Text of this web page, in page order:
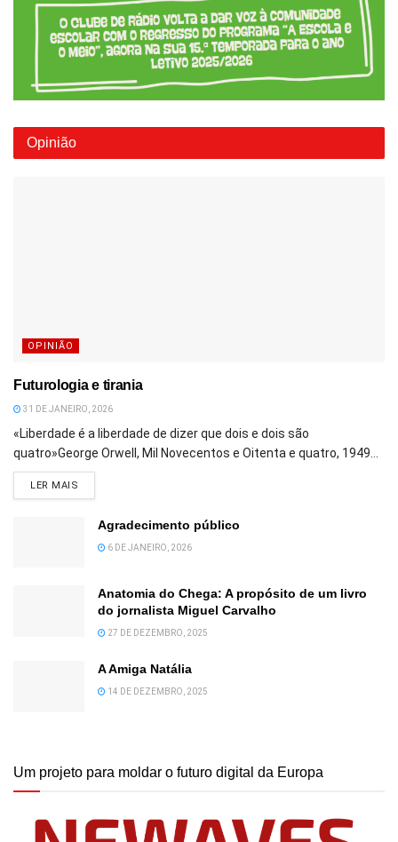
Opinião
OPINIÃO
Futurologia e tirania
31 DE JANEIRO, 2026
«Liberdade é a liberdade de dizer que dois e dois são
quatro»George Orwell, Mil Novecentos e Oitenta e quatro, 1949...
LER MAIS
Agradecimento público
6 DE JANEIRO, 2026
Anatomia do Chega: A propósito de um livro
do jornalista Miguel Carvalho
27 DE DEZEMBRO, 2025
A Amiga Natália
14 DE DEZEMBRO, 2025
Um projeto para moldar o futuro digital da Europa